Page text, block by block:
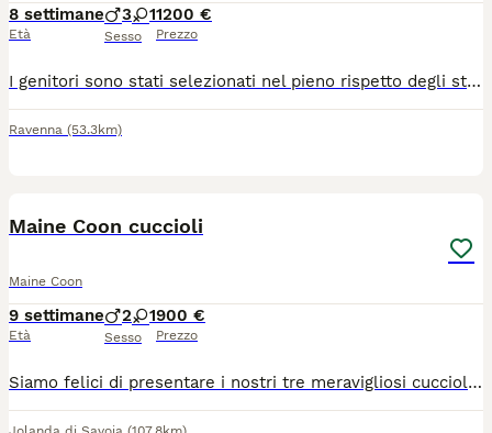
8 settimane
Età
3 1
Sesso
1200 €
Prezzo
I genitori sono stati selezionati nel pieno rispetto degli standard di razza. Godono di ottima salute e sono testati per: FIV/FELV Ecocardiogramma regolare (esenti da HCM) Esenti da tutte le principali patologie genetiche della razza Cosa include l'affido: Il cucciolo lascerà l'allevamento provvisto di tutta la documentazione ufficiale e medica necessaria: Pedigree ufficiale (certificato genealogico) Microchip già inserito e registrazione all'anagrafe felina Ciclo vaccinale completo adeguato all'età Trattamenti sverminanti completati Assistenza post-affido continua per supportarvi in ogni fase della crescita Scegliere il nostro allevamento significa affidarsi a professionisti che mettono al primo posto il benessere animale, l'etica e la corretta selezione morfologica e caratteriale della razza.
Ravenna (53.3km)
Maine Coon cuccioli
Maine Coon
9 settimane
Età
2 1
Sesso
900 €
Prezzo
Siamo felici di presentare i nostri tre meravigliosi cuccioli nati il 01/06/2026! Crescono sani, sono super giocherelloni, molto curiosi e hanno già imparato a usare perfettamente la lettiera. I nostri piccoli tesori: 🍦 Maschietto crema silver (cream silver) 🖤 Maschietto nero (black) 💙🦪 Femminuccia blu silver tartaruga (blue silver tortoiseshell) 🏡 Pronti per le nuove famiglie I cuccioli saranno pronti a trasferirsi nella loro nuova casa a partire da settembre. Saranno ceduti con: 💉 Doppia vaccinazione 📍 Microchip inserito 📜 Registrazione ufficiale e pedigree ENFI 📍 Posizione e trasporto Ci troviamo in provincia di Ferrara. Se abitate più lontano, nessun problema! Offriamo la possibilità di organizzare e gestire noi il trasporto in totale sicurezza per portare il cucciolo direttamente da voi. ✨ Contattateci in privato per maggiori informazioni, foto o video e per prenotare il vostro futuro compagno di vita!